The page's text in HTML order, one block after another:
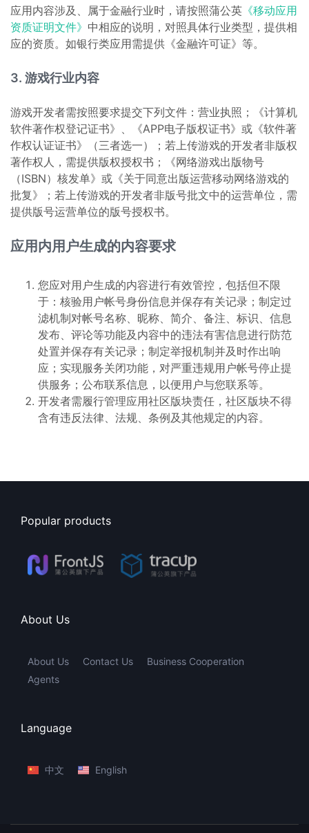
应用内容涉及、属于金融行业时，请按照蒲公英 《移动应用
资质证明文件》 中相应的说明，对照具体行业类型，提供相
应的资质。如银行类应用需提供《金融许可证》等。
3. 游戏行业内容
游戏开发者需按照要求提交下列文件：营业执照；《计算机
软件著作权登记证书》、《APP电子版权证书》或《软件著
作权认证证书》（三者选一）；若上传游戏的开发者非版权
著作权人，需提供版权授权书；《网络游戏出版物号
（ISBN）核发单》或《关于同意出版运营移动网络游戏的
批复》；若上传游戏的开发者非版号批文中的运营单位，需
提供版号运营单位的版号授权书。
应用内用户生成的内容要求
您应对用户生成的内容进行有效管控，包括但不限
于：核验用户帐号身份信息并保存有关记录；制定过
滤机制对帐号名称、昵称、简介、备注、标识、信息
发布、评论等功能及内容中的违法有害信息进行防范
处置并保存有关记录；制定举报机制并及时作出响
应；实现服务关闭功能，对严重违规用户帐号停止提
供服务；公布联系信息，以便用户与您联系等。
开发者需履行管理应用社区版块责任，社区版块不得
含有违反法律、法规、条例及其他规定的内容。
Popular products
About Us
About Us Contact Us
Business Cooperation
Agents
Language
中文 English